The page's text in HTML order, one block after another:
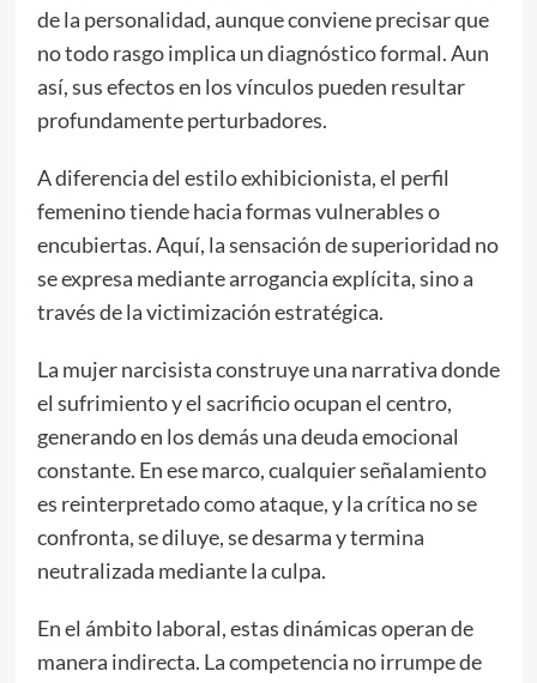
de la personalidad, aunque conviene precisar que
no todo rasgo implica un diagnóstico formal. Aun
así, sus efectos en los vínculos pueden resultar
profundamente perturbadores.
A diferencia del estilo exhibicionista, el perfil
femenino tiende hacia formas vulnerables o
encubiertas. Aquí, la sensación de superioridad no
se expresa mediante arrogancia explícita, sino a
través de la victimización estratégica.
La mujer narcisista construye una narrativa donde
el sufrimiento y el sacrificio ocupan el centro,
generando en los demás una deuda emocional
constante. En ese marco, cualquier señalamiento
es reinterpretado como ataque, y la crítica no se
confronta, se diluye, se desarma y termina
neutralizada mediante la culpa.
En el ámbito laboral, estas dinámicas operan de
manera indirecta. La competencia no irrumpe de